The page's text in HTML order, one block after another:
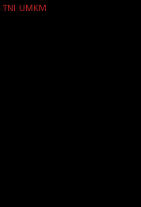
TNI UMKM